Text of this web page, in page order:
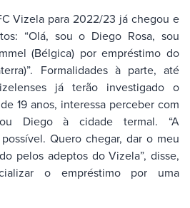
Vizela para 2022/23 já chegou e
“Olá, sou o Diego Rosa, sou
(Bélgica) por empréstimo do
Formalidades à parte, até
já terão investigado o
19 anos, interessa perceber com
Diego à cidade termal. “A
Quero chegar, dar o meu
pelos adeptos do Vizela”, disse,
o empréstimo por uma